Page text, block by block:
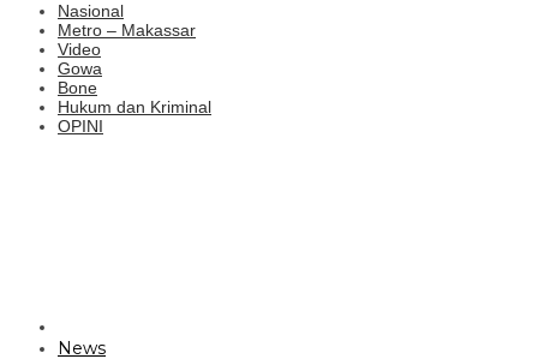
Nasional
Metro – Makassar
Video
Gowa
Bone
Hukum dan Kriminal
OPINI
News